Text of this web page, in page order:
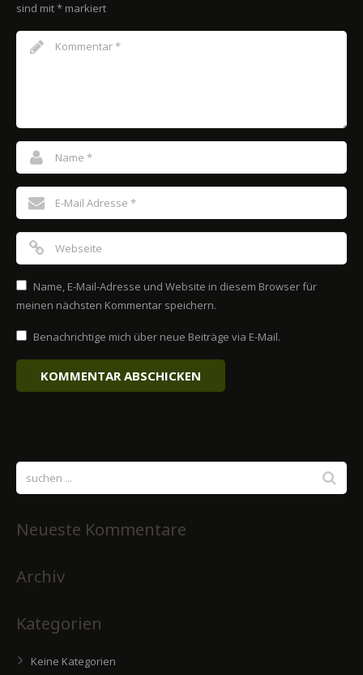
sind mit* markiert
Name, E-Mail-Adresse und Website in diesem Browser für
meinen nächsten Kommentar speichern.
Benachrichtige mich über neue Beiträge via E-Mail.
Neueste Kommentare
Archiv
Kategorien
Keine Kategorien